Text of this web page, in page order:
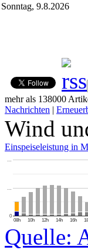
Sonntag, 9.8.2026
mehr als 138000
Nachrichten |
Wind
Einspeiseleistung in
08h 10h 12h 14h 16h
0
…
…
Quelle: